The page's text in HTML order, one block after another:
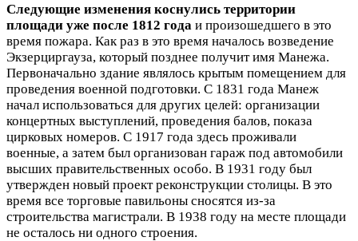
Следующие изменения коснулись территории
площади уже после 1812 года и произошедшего в это
время пожара. Как раз в это время началось возведение
Экзерциргауза, который позднее получит имя Манежа.
Первоначально здание являлось крытым помещением для
проведения военной подготовки. С 1831 года Манеж
начал использоваться для других целей: организации
концертных выступлений, проведения балов, показа
цирковых номеров. С 1917 года здесь проживали
военные, а затем был организован гараж под автомобили
высших правительственных особо. В 1931 году был
утвержден новый проект реконструкции столицы. В это
время все торговые павильоны сносятся из-за
строительства магистрали. В 1938 году на месте площади
не осталось ни одного строения.